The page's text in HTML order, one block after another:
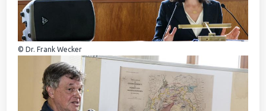
© Dr. Frank Wecker